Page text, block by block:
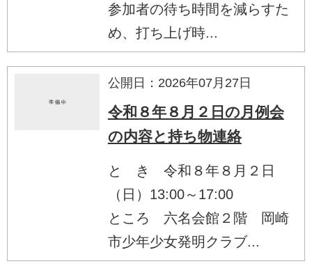
参加者の待ち時間を減らすた
め、打ち上げ時...
公開日：2026年07月27日
令和８年８月２日の月例会
の内容と持ち物連絡
と き 令和８年８月２日
（日）13:00～17:00
ところ 六名会館２階 岡崎
市少年少女発明クラブ...